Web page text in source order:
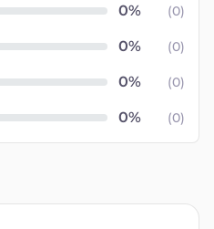
(0)
(0)
(0)
(0)